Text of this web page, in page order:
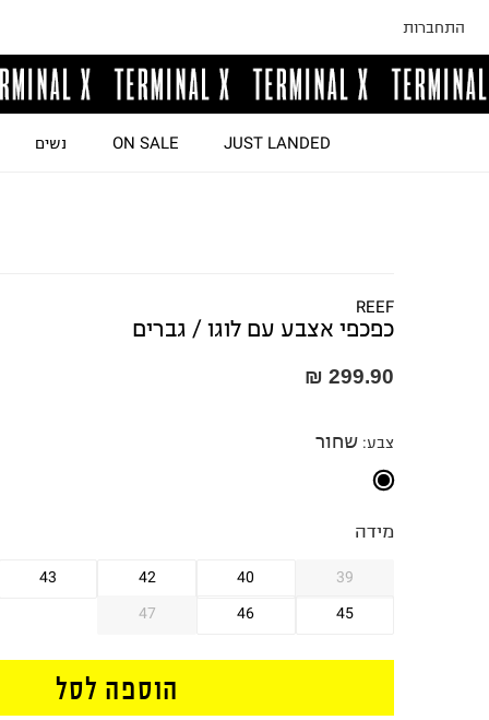
התחברות
JUST LANDED
ON SALE נשים
REEF
כפכפי אצבע עם לוגו / גברים
299.90 ₪
צבע: שחור
מידה
39
40
42
43
45
46
47
הוספה לסל